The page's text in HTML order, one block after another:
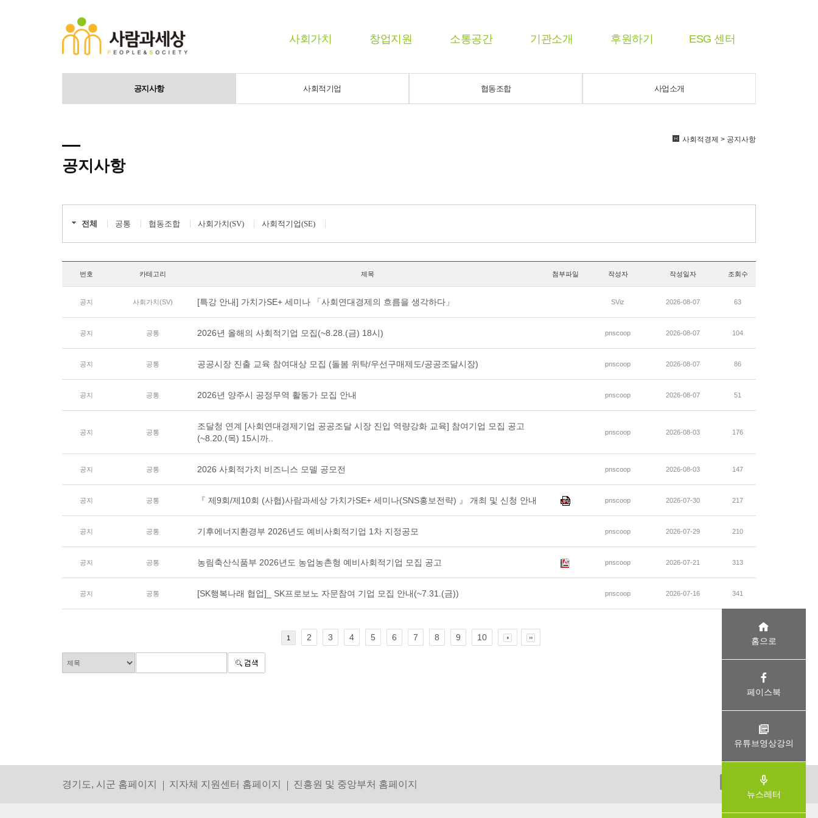
사회가치 창업지원 소통공간 기관소개 후원하기 ESG 센터
공지사항 사회적기업 협동조합 사업소개
사회적경제 > 공지사항
공지사항
전체 공통 협동조합 사회가치(SV) 사회적기업(SE)
번호 카테고리 제목 첨부파일 작성자 작성일자 조회수
공지 사회가치(SV) [특강 안내] 가치가SE+ 세미나 「사회연대경제의 흐름을 생각하다」 SViz 2026-08-07 63
공지 공통 2026년 올해의 사회적기업 모집(~8.28.(금) 18시) pnscoop 2026-08-07 104
공지 공통 공공시장 진출 교육 참여대상 모집 (돌봄 위탁/우선구매제도/공공조달시장) pnscoop 2026-08-07 86
공지 공통 2026년 양주시 공정무역 활동가 모집 안내 pnscoop 2026-08-07 51
공지 공통
조달청 연계 [사회연대경제기업 공공조달 시장 진입 역량강화 교육] 참여기업 모집 공고
(~8.20.(목) 15시까..
pnscoop 2026-08-03 176
공지 공통 2026 사회적가치 비즈니스 모델 공모전 pnscoop 2026-08-03 147
공지 공통 『 제9회/제10회 (사협)사람과세상 가치가SE+ 세미나(SNS홍보전략) 』 개최 및 신청 안내 pnscoop 2026-07-30 217
공지 공통 기후에너지환경부 2026년도 예비사회적기업 1차 지정공모 pnscoop 2026-07-29 210
공지 공통 농림축산식품부 2026년도 농업농촌형 예비사회적기업 모집 공고 pnscoop 2026-07-21 313
공지 공통 [SK행복나래 협업]_ SK프로보노 자문참여 기업 모집 안내(~7.31.(금)) pnscoop 2026-07-16 341
1 2 3 4 5 6 7 8 9 10 홈으로
페이스북
유튜브영상강의
뉴스레터
경기도, 시군 홈페이지 지자체 지원센터 홈페이지 진흥원 및 중앙부처 홈페이지